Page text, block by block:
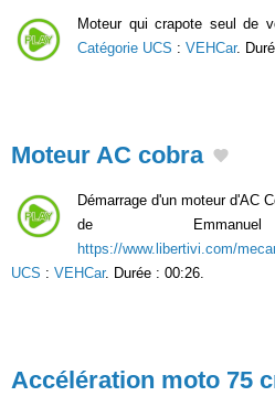
Moteur qui crapote seul de
Catégorie UCS : VEHCar.
Moteur AC cobra
Démarrage d'un moteur d'AC
de
https://www.libertivi.com/
UCS : VEHCar. Durée : 00:26.
Accélération moto 75